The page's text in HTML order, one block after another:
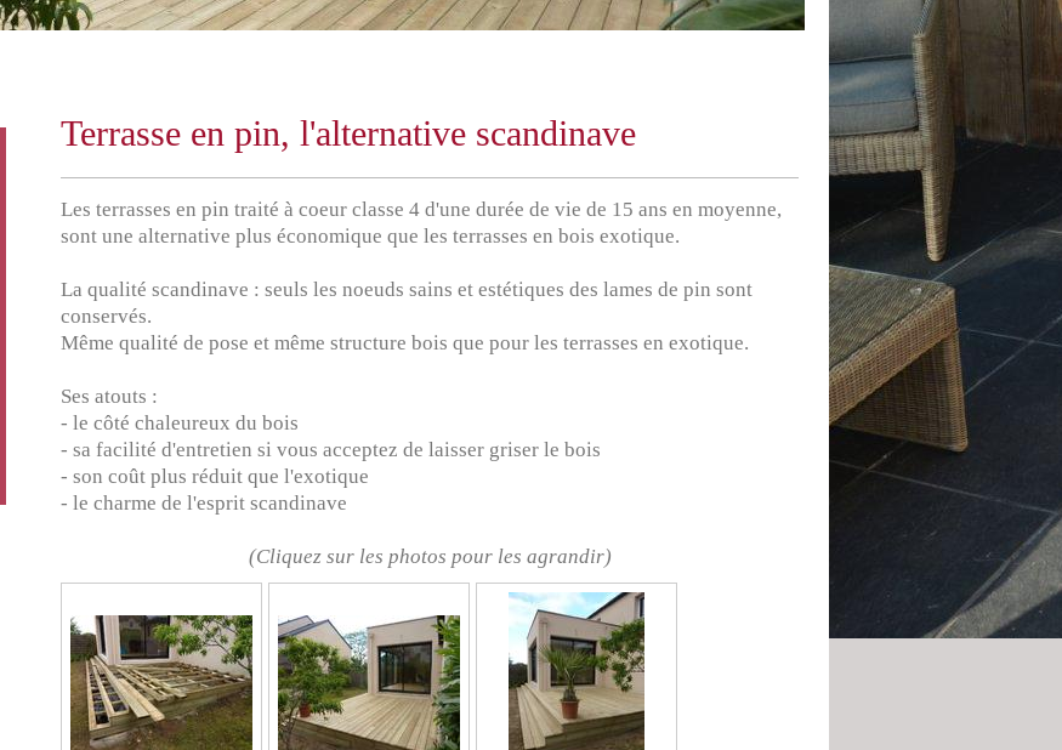
Terrasse en pin, l'alternative scandinave
Les terrasses en pin traité à coeur classe 4 d'une durée de vie de 15 ans en moyenne,
sont une alternative plus économique que les terrasses en bois exotique.
La qualité scandinave : seuls les noeuds sains et estétiques des lames de pin sont
conservés.
Même qualité de pose et même structure bois que pour les terrasses en exotique.
Ses atouts :
- le côté chaleureux du bois
- sa facilité d'entretien si vous acceptez de laisser griser le bois
- son coût plus réduit que l'exotique
- le charme de l'esprit scandinave
(Cliquez sur les photos pour les agrandir)